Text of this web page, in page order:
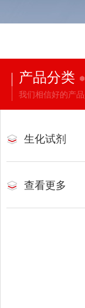
产品分类
我们相信好的产
生化试剂
查看更多